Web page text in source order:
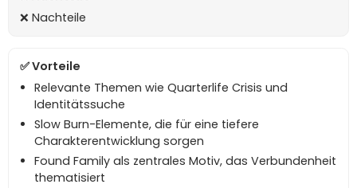
❌ Nachteile
Relevante Themen wie Quarterlife Crisis und
Identitätssuche
Slow Burn-Elemente, die für eine tiefere
Charakterentwicklung sorgen
Found Family als zentrales Motiv, das Verbundenheit
thematisiert